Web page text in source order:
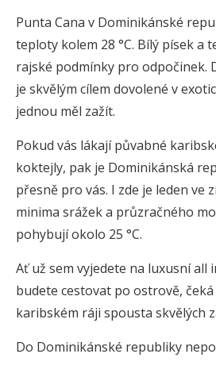
Punta Cana v Dominikánské
teploty kolem 28 °C. Bílý písek a
rajské podmínky pro odpočinek.
je skvělým cílem dovolené v
jednou měl zažít.
Pokud vás lákají půvabné
koktejly, pak je Dominikánská
přesně pro vás. I zde je leden ve
minima srážek a průzračného
pohybují okolo 25 °C.
Ať už sem vyjedete na luxusní all
budete cestovat po ostrově,
karibském ráji spousta skvělých
Do Dominikánské republiky